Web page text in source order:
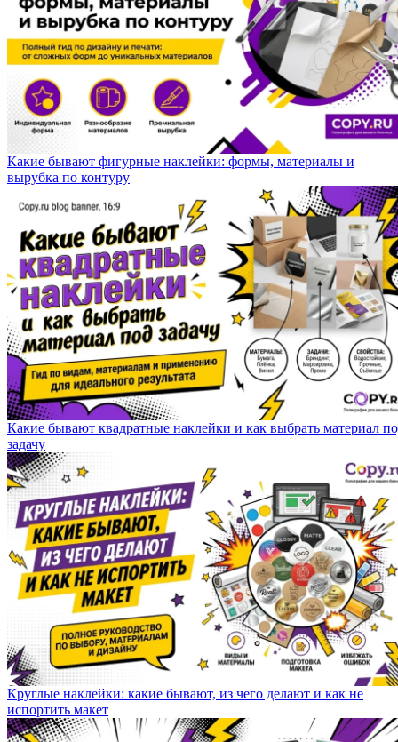
Какие бывают фигурные наклейки: формы, материалы и
вырубка по контуру
Какие бывают квадратные наклейки и как выбрать материал
задачу
Круглые наклейки: какие бывают, из чего делают и как не
испортить макет